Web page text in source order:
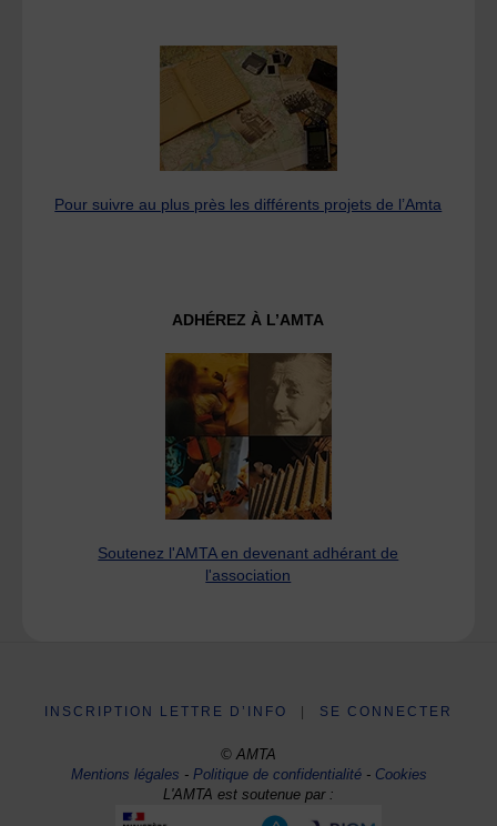
Pour suivre au plus près les différents projets de l’Amta
ADHÉREZ À L’AMTA
Soutenez l'AMTA en devenant adhérant de
l'association
INSCRIPTION LETTRE D’INFO SE CONNECTER
© AMTA
Mentions légales -Politique de confidentialité- Cookies
L'AMTA est soutenue par :